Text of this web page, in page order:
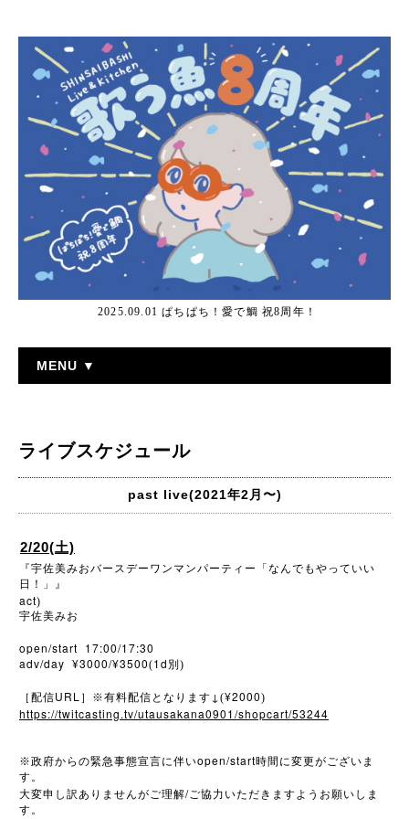
2025.09.01 ぱちぱち！愛で鯛 祝8周年！
MENU ▼
ライブスケジュール
past live(2021年2月〜)
2/20(土)
『宇佐美みおバースデーワンマンパーティー「なんでもやっていい
日！」』
act)
宇佐美みお
open/start 17:00/17:30
adv/day ¥3000/¥3500(1d 別)
［配信URL ］※有料配信となります ↓ (¥2000)
https://twitcasting.tv/utausakana0901/shopcart/53244
※政府からの緊急事態宣言に伴いopen/start時間に変更がございま
す。
大変申し訳ありませんがご理解/ご協力いただきますようお願いしま
す。